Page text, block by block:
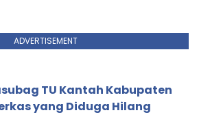
ADVERTISEMENT
TU Kantah Kabupaten
yang Diduga Hilang